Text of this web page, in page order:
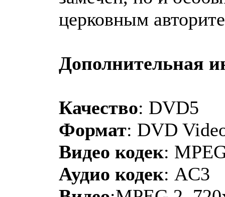
церковным
Дополнительная
Качество: DVD5
Формат: DVD
Видео кодек:
Аудио кодек: AC3